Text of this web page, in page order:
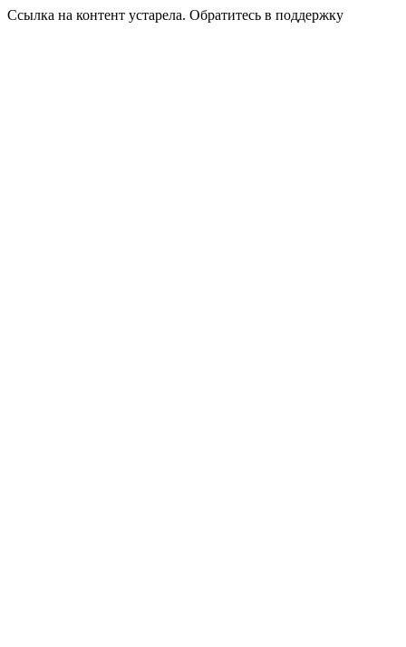
Ссылка на контент устарела. Обратитесь в поддержку